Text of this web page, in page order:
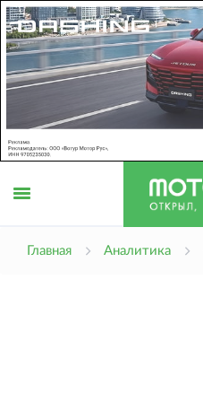
Главная Аналитика